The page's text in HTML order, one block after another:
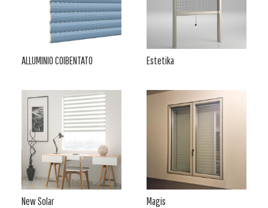
ALLUMINIO COIBENTATO Estetika
New Solar Magis